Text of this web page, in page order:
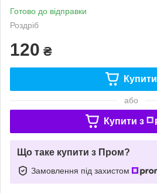
Готово до відправки
Роздріб
120 ₴
Купити
або
Купити з
Що таке купити з Пром?
Замовлення під захистом